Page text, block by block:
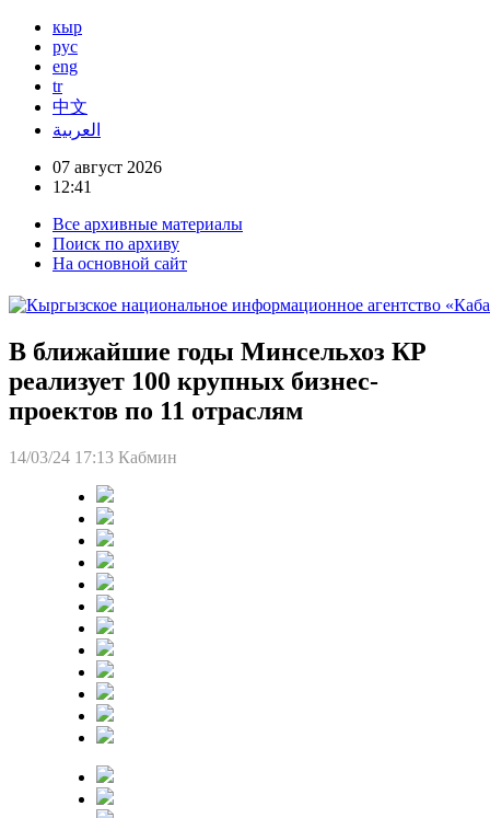
кыр
рус
eng
tr
中文
العربية
07 август 2026
12:41
Все архивные материалы
Поиск по архиву
На основной сайт
В ближайшие годы Минсельхоз КР
реализует 100 крупных бизнес-
проектов по 11 отраслям
14/03/24 17:13 Кабмин